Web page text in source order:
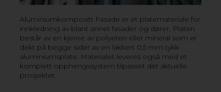
Aluminiumkompositt Fasade er et platemateriale for
innkledning av blant annet fasader og dører. Platen
består av en kjerne av polyeten eller mineral som er
dekt på begge sider av en lakkert 0,5 mm tykk
aluminiumsplate. Materialet leveres også med et
komplett opphengssystem tilpasset det aktuelle
prosjektet.
FASADEPLATER
I vårt sortiment av komplette fasadesystemer for både